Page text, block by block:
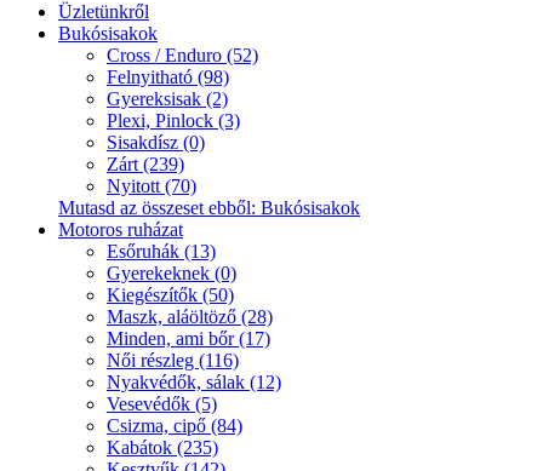
Üzletünkről
Bukósisakok
Cross / Enduro (52)
Felnyitható (98)
Gyereksisak (2)
Plexi, Pinlock (3)
Sisakdísz (0)
Zárt (239)
Nyitott (70)
Mutasd az összeset ebből: Bukósisakok
Motoros ruházat
Esőruhák (13)
Gyerekeknek (0)
Kiegészítők (50)
Maszk, aláöltöző (28)
Minden, ami bőr (17)
Női részleg (116)
Nyakvédők, sálak (12)
Vesevédők (5)
Csizma, cipő (84)
Kabátok (235)